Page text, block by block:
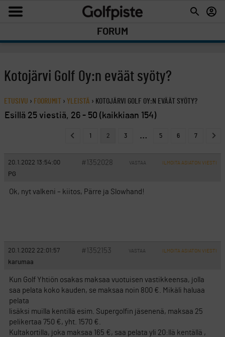
FORUM
Kotojärvi Golf Oy:n eväät syöty?
ETUSIVU › FOORUMIT › YLEISTÄ › KOTOJÄRVI GOLF OY:N EVÄÄT SYÖTY?
Esillä 25 viestiä, 26 - 50 (kaikkiaan 154)
1 2 3 … 5 6 7
20.1.2022 13:54:00 #1352028 VASTAA ILMOITA ASIATON VIESTI
PG
Ok, nyt valkeni – kiitos, Pärre ja Slowhand!
20.1.2022 22:01:57 #1352153 VASTAA ILMOITA ASIATON VIESTI
karumaa
Kun Golf Yhtiön osakas maksaa vuotuisen vastikkeensa, jolla
saa pelata koko kauden, se maksaa noin 800 €. Mikäli haluaa
pelata
lisäksi muilla kentillä esim. Supergolfin jäsenenä, maksaa 25
pelikertaa 750 €, yht. 1570 €.
Kultakortilla, joka maksaa 165 €, saa pelata yli 20:llä kentällä ,